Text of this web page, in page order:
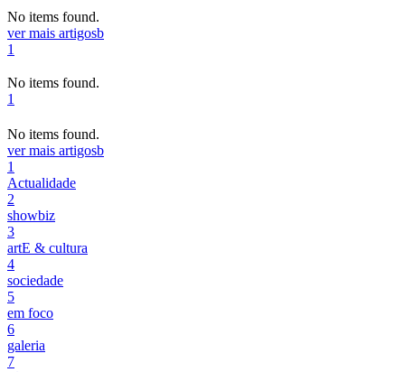
No items found.
ver mais artigosb
1
No items found.
1
No items found.
ver mais artigosb
1
Actualidade
2
showbiz
3
artE & cultura
4
sociedade
5
em foco
6
galeria
7